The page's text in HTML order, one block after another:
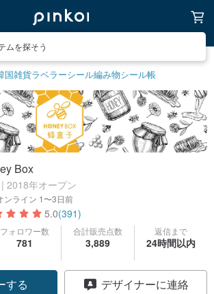
ムを探そう
国雑貨ラベラーシール編み物シール帳
Box
2018年オープン
ンライン 1〜3日前
5.0(391)
フォロワー数
781
合計販売点数
3,889
返信まで
24時間以内
する デザイナーに連絡